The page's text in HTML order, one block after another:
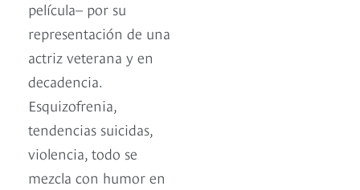
película– por su
representación de una
actriz veterana y en
decadencia.
Esquizofrenia,
tendencias suicidas,
violencia, todo se
mezcla con humor en